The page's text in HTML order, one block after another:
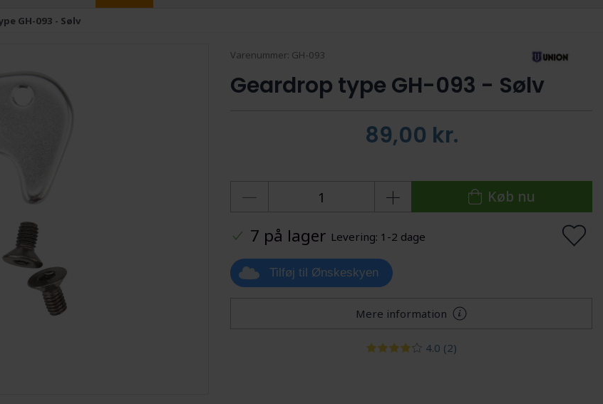
GH-093 - Sølv
Varenummer: GH-093
Geardrop type GH-093 - Sølv
89,00 kr.
Køb nu
7 på lager Levering: 1-2 dage
Tilføj til Ønskeskyen
Mere information
4.0 (2)